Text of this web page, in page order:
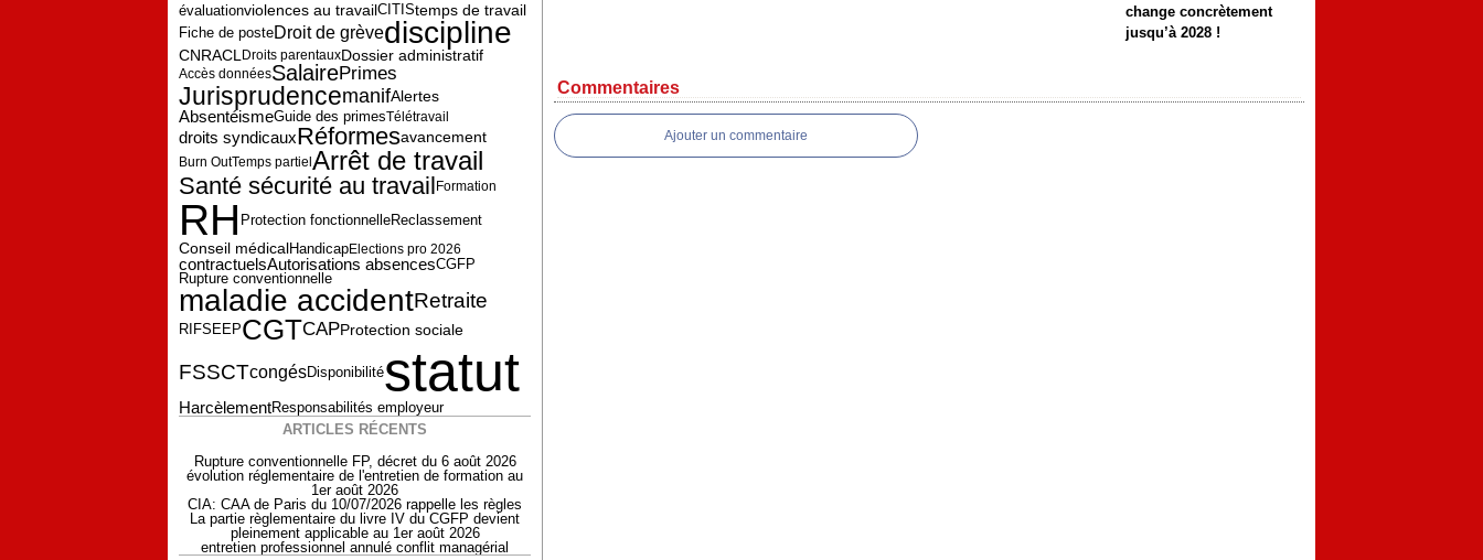
évaluationviolences au travailCITIStemps de travail
Fiche de posteDroit de grèvediscipline
CNRACL Droits parentauxDossier administratif
Accès donnéesSalairePrimes
JurisprudencemanifAlertes
AbsentéismeGuide des primesTélétravail
droits syndicauxRéformesavancement
Burn OutTemps partielArrêt de travail
Santé sécurité au travail Formation
RH Protection fonctionnelleReclassement
Conseil médical HandicapElections pro 2026
contractuelsAutorisations absencesCGFP
Rupture conventionnelle
maladie accidentRetraite
RIFSEEPCGTCAPProtection sociale
FSSCTcongésDisponibilitéstatut
HarcèlementResponsabilités employeur
ARTICLES RÉCENTS
Rupture conventionnelle FP, décret du 6 août 2026
évolution réglementaire de l'entretien de formation au
1er août 2026
CIA: CAA de Paris du 10/07/2026 rappelle les règles
La partie règlementaire du livre IV du CGFP devient
pleinement applicable au 1er août 2026
entretien professionnel annulé conflit managérial
change concrètement
jusqu’à 2028 !
Commentaires
Ajouter un commentaire